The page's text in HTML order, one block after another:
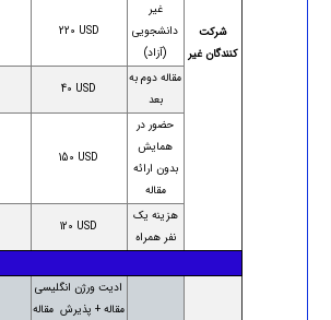
شرکت
کنندگان غیر
غیر
دانشجویی
(آزاد)
220 USD
مقاله دوم به
بعد
40 USD
حضور در
همایش
بدون ارائه
مقاله
150 USD
هزینه یک
نفر همراه
120 USD
ادیت ورژن انگلیسی
مقاله + پذیرش مقاله